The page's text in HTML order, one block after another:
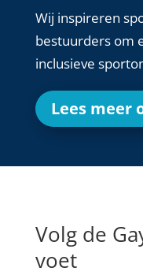
Wij inspireren
bestuurders om
inclusieve
Lees meer
Volg de
voet